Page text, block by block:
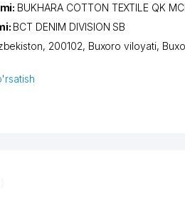
BUKHARA COTTON TEXTILE QK
BCT DENIM DIVISION SB
200102, Buxoro viloyati,